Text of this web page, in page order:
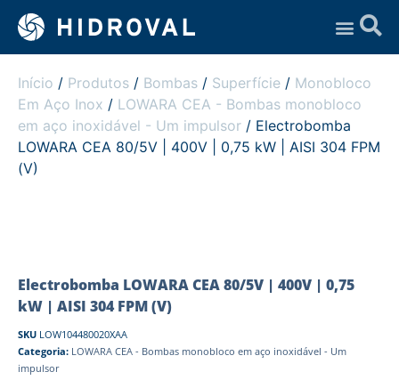
Início / Produtos / Bombas / Superfície / Monobloco
Em Aço Inox / LOWARA CEA - Bombas monobloco
em aço inoxidável - Um impulsor / Electrobomba
LOWARA CEA 80/5V | 400V | 0,75 kW | AISI 304 FPM
(V)
Electrobomba LOWARA CEA 80/5V | 400V | 0,75
kW | AISI 304 FPM (V)
SKU LOW104480020XAA
Categoria: LOWARA CEA - Bombas monobloco em aço inoxidável - Um
impulsor